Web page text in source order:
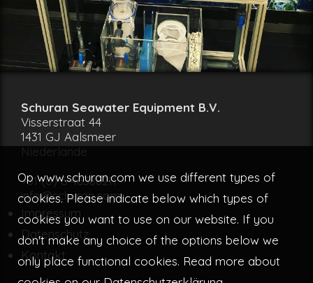
Schuran Seawater Equipment B.V.
Visserstraat 44
1431 GJ Aalsmeer
Niederlande
+31 (0) 6 46388211
info@schuran.com
Impressum
Datenschutz
Kontakt
Op www.schuran.com we use different types of
cookies. Please indicate below which types of
cookies you want to use on our website. If you
don't make any choice of the options below we
only place functional cookies. Read more about